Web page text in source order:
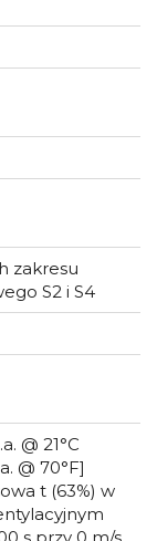
zakresu
S2 i S4
@ 21°C
@ 70°F]
t (63%) w